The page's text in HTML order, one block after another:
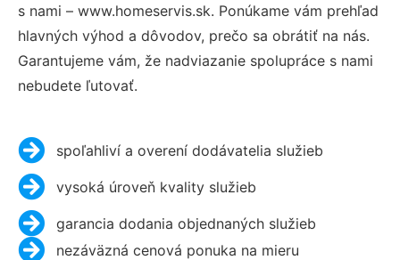
s nami – www.homeservis.sk. Ponúkame vám prehľad
hlavných výhod a dôvodov, prečo sa obrátiť na nás.
Garantujeme vám, že nadviazanie spolupráce s nami
nebudete ľutovať.
spoľahliví a overení dodávatelia služieb
vysoká úroveň kvality služieb
garancia dodania objednaných služieb
nezáväzná cenová ponuka na mieru